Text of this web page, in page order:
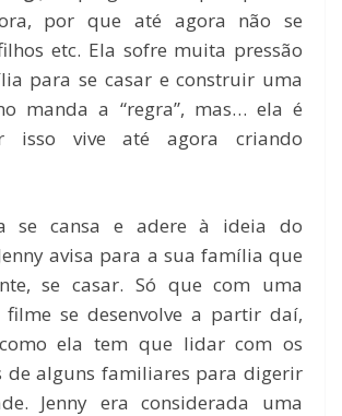
por que até agora não se
etc. Ela sofre muita pressão
para se casar e construir uma
manda a “regra”, mas… ela é
isso vive até agora criando
se cansa e adere à ideia do
avisa para a sua família que
se casar. Só que com uma
se desenvolve a partir daí,
ela tem que lidar com os
de alguns familiares para digerir
Jenny era considerada uma